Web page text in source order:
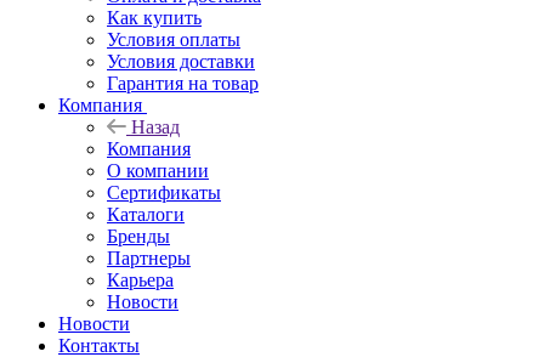
Как купить
Условия оплаты
Условия доставки
Гарантия на товар
Компания
Назад
Компания
О компании
Сертификаты
Каталоги
Бренды
Партнеры
Карьера
Новости
Новости
Контакты